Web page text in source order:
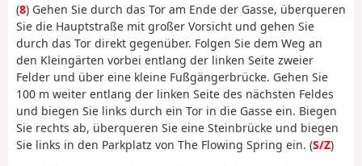
(8) Gehen Sie durch das Tor am Ende der Gasse, überqueren
Sie die Hauptstraße mit großer Vorsicht und gehen Sie
durch das Tor direkt gegenüber. Folgen Sie dem Weg an
den Kleingärten vorbei entlang der linken Seite zweier
Felder und über eine kleine Fußgängerbrücke. Gehen Sie
100 m weiter entlang der linken Seite des nächsten Feldes
und biegen Sie links durch ein Tor in die Gasse ein. Biegen
Sie rechts ab, überqueren Sie eine Steinbrücke und biegen
Sie links in den Parkplatz von The Flowing Spring ein. (S/Z)